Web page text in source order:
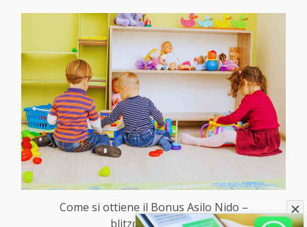
Come si ottiene il Bonus Asilo Nido –
blitzquotidiano.it